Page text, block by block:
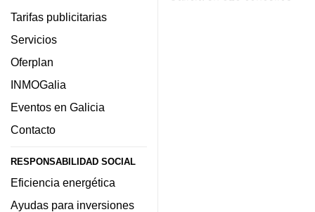
Tarifas publicitarias
Servicios
Oferplan
INMOGalia
Eventos en Galicia
Contacto
RESPONSABILIDAD SOCIAL
Eficiencia energética
Ayudas para inversiones